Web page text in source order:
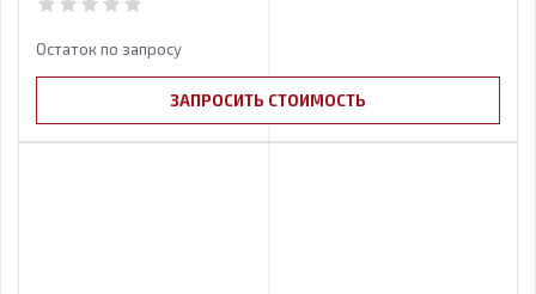
Остаток по запросу
ЗАПРОСИТЬ СТОИМОСТЬ